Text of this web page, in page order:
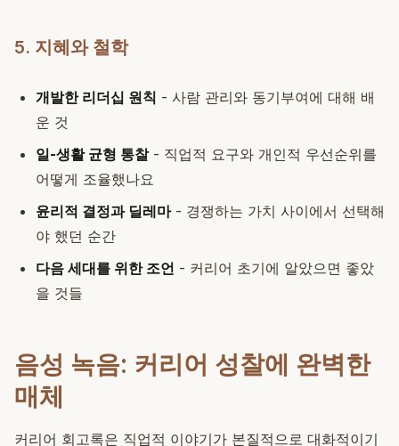
5. 지혜와 철학
개발한 리더십 원칙 - 사람 관리와 동기부여에 대해 배
운 것
일-생활 균형 통찰- 직업적 요구와 개인적 우선순위를
어떻게 조율했나요
윤리적 결정과 딜레마- 경쟁하는 가치 사이에서 선택해
야 했던 순간
다음 세대를 위한 조언 - 커리어 초기에 알았으면 좋았
을 것들
음성 녹음: 커리어 성찰에 완벽한
매체
커리어 회고록은 직업적 이야기가 본질적으로 대화적이기